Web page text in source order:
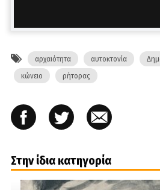
αρχαιότητα αυτοκτονία
κώνειο
ρήτορας
Στην ίδια κατηγορία